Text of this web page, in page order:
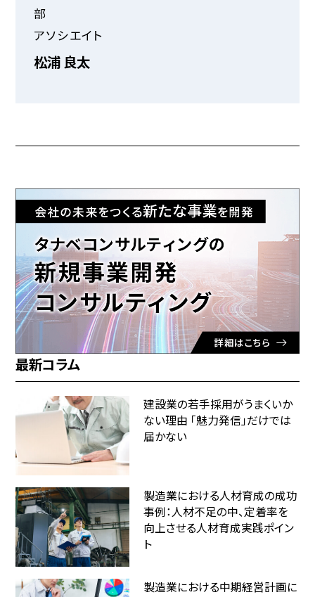
部
アソシエイト
松浦 良太
最新コラム
建設業の若手採用がうまくいか
ない理由 「魅力発信」だけでは
届かない
製造業における人材育成の成功
事例：人材不足の中、定着率を
向上させる人材育成実践ポイン
ト
製造業における中期経営計画に